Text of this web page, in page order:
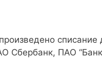
Сбербанк, ПАО